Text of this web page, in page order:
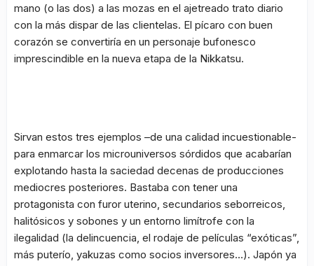
mano (o las dos) a las mozas en el ajetreado trato diario
con la más dispar de las clientelas. El pícaro con buen
corazón se convertiría en un personaje bufonesco
imprescindible en la nueva etapa de la Nikkatsu.
Sirvan estos tres ejemplos –de una calidad incuestionable-
para enmarcar los microuniversos sórdidos que acabarían
explotando hasta la saciedad decenas de producciones
mediocres posteriores. Bastaba con tener una
protagonista con furor uterino, secundarios seborreicos,
halitósicos y sobones y un entorno limítrofe con la
ilegalidad (la delincuencia, el rodaje de películas “exóticas”,
más puterío, yakuzas como socios inversores…). Japón ya